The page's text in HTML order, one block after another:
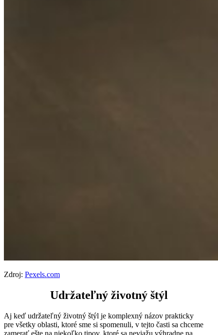
Zdroj: Pexels.com
Udržateľný životný štýl
Aj keď udržateľný životný štýl je komplexný názov prakticky
pre všetky oblasti, ktoré sme si spomenuli, v tejto časti sa chceme
zamerať ešte na niekoľko tipov, ktoré sa neviažu výhradne na